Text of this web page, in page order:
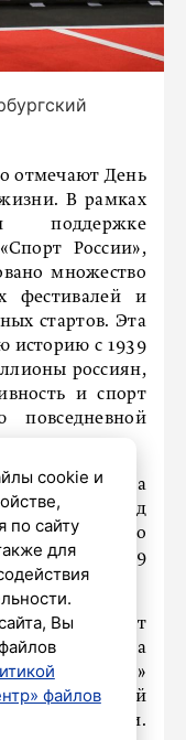
отмечают День
В рамках
поддержке
России»,
множество
фестивалей и
стартов. Эта
историю с 1939
россиян,
и спорт
повседневной
этого года
баскетболу под
что
из 59
проект
сообщества
семью!»
Народной
области.
cookie и
по сайту
для
Вы
файлов